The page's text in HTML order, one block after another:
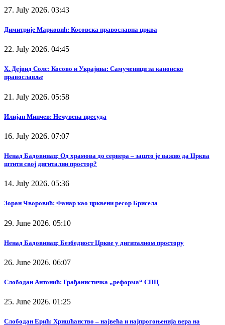
27. July 2026. 03:43
Димитрије Марковић: Косовска православна црква
22. July 2026. 04:45
Х. Дејвид Солс: Косово и Украјина: Самученици за канонско
православље
21. July 2026. 05:58
Илијан Минчев: Нечувена пресуда
16. July 2026. 07:07
Ненад Бадовинац: Од храмова до сервера – зашто је важно да Црква
штити свој дигитални простор?
14. July 2026. 05:36
Зоран Чворовић: Фанар као црквени ресор Брисела
29. June 2026. 05:10
Ненад Бадовинац: Безбедност Цркве у дигиталном простору
26. June 2026. 06:07
Слободан Антонић: Грађанистичка „реформа“ СПЦ
25. June 2026. 01:25
Слободан Ерић: Хришћанство – највећа и најпрогоњенија вера на